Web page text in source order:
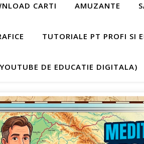
CARTI AMUZANTE
TUTORIALE PT PROFI SI
DE EDUCATIE DIGITALA)